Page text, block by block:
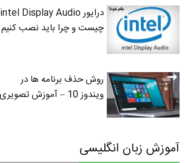
درایور intel Display Audio
چیست و چرا باید نصب کنیم
روش حذف برنامه ها در
ویندوز 10 – آموزش تصویری
آموزش زبان انگلیسی